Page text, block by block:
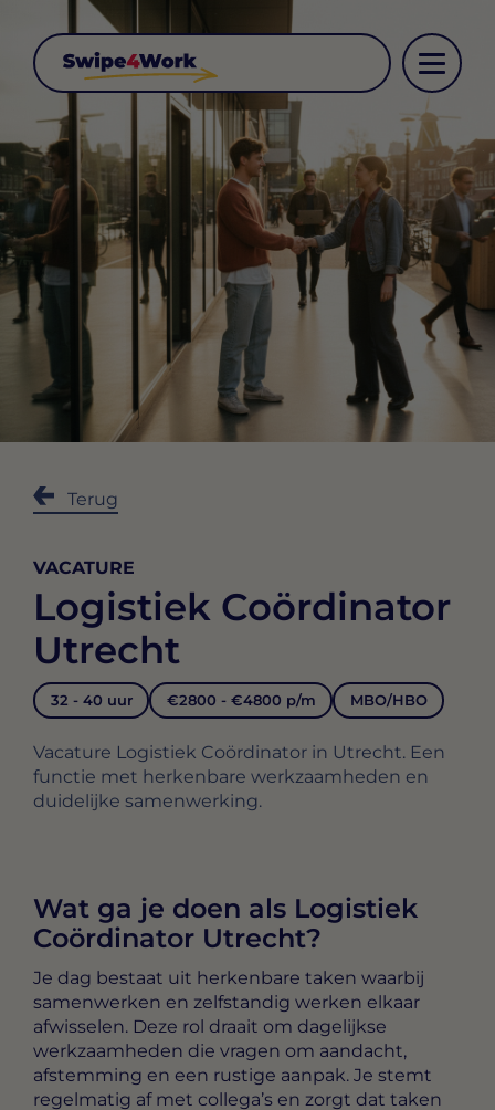
Terug
VACATURE
Logistiek Coördinator
Utrecht
32 - 40 uur €2800 - €4800 p/m MBO/HBO
Vacature Logistiek Coördinator in Utrecht. Een
functie met herkenbare werkzaamheden en
duidelijke samenwerking.
Wat ga je doen als Logistiek
Coördinator Utrecht?
Je dag bestaat uit herkenbare taken waarbij
samenwerken en zelfstandig werken elkaar
afwisselen. Deze rol draait om dagelijkse
werkzaamheden die vragen om aandacht,
afstemming en een rustige aanpak. Je stemt
regelmatig af met collega’s en zorgt dat taken